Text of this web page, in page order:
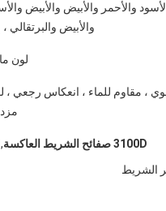
والأحمر والأبيض والأبيض
والأبيض والبرتقالي ،
لون
، مقاوم للماء ، انعكاس رجعي ،
3100D صفائح الشريط العاكسة ,